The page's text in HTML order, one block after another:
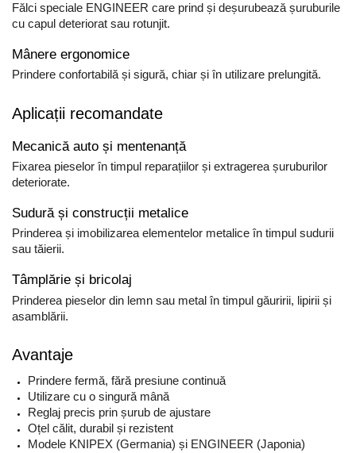
Fălci speciale ENGINEER care prind și deșurubează șuruburile
cu capul deteriorat sau rotunjit.
Mânere ergonomice
Prindere confortabilă și sigură, chiar și în utilizare prelungită.
Aplicații recomandate
Mecanică auto și mentenanță
Fixarea pieselor în timpul reparațiilor și extragerea șuruburilor
deteriorate.
Sudură și construcții metalice
Prinderea și imobilizarea elementelor metalice în timpul sudurii
sau tăierii.
Tâmplărie și bricolaj
Prinderea pieselor din lemn sau metal în timpul găuririi, lipirii și
asamblării.
Avantaje
Prindere fermă, fără presiune continuă
Utilizare cu o singură mână
Reglaj precis prin șurub de ajustare
Oțel călit, durabil și rezistent
Modele KNIPEX (Germania) și ENGINEER (Japonia)